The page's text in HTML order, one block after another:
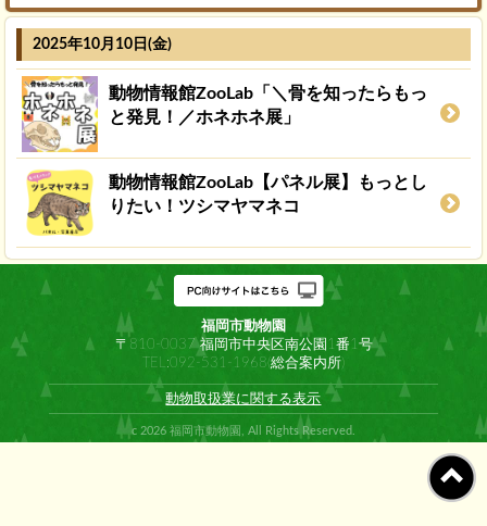
2025年10月10日(金)
動物情報館ZooLab「＼骨を知ったらもっ
と発見！／ホネホネ展」
動物情報館ZooLab【パネル展】もっとし
りたい！ツシマヤマネコ
福岡市動物園
〒810-0037 福岡市中央区南公園1番1号
TEL:092-531-1968(総合案内所)
動物取扱業に関する表示
c 2026 福岡市動物園, All Rights Reserved.